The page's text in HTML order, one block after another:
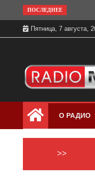
to
content
ПОСЛЕДНЕЕ
Пятница, 7 августа,
Радио
бесплатно в
Петербург и Россия
О РАДИО
>>